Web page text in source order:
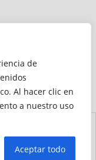
de
Al hacer clic en
a nuestro uso
Aceptar todo
Privacidad